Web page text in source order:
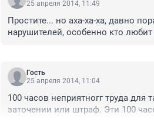
25 апреля 2014, 11:49
Простите... но аха-ха-ха, давно
нарушителей, особенно кто
Гость
25 апреля 2014, 11:04
100 часов неприятногг труда для
заточении или штраф. Эти 100